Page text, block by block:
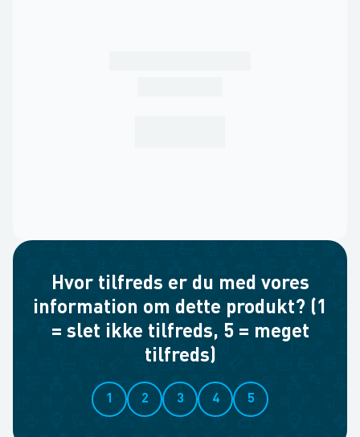
Hvor tilfreds er du med vores
information om dette produkt? (1
= slet ikke tilfreds, 5 = meget
tilfreds)
1 2 3 4 5